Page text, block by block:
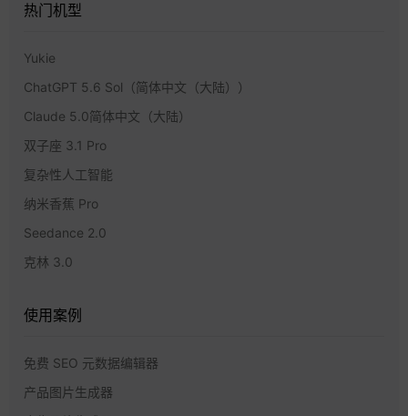
热门机型
Yukie
ChatGPT 5.6 Sol（简体中文（大陆））
Claude 5.0简体中文（大陆）
双子座 3.1 Pro
复杂性人工智能
纳米香蕉 Pro
Seedance 2.0
克林 3.0
使用案例
免费 SEO 元数据编辑器
产品图片生成器